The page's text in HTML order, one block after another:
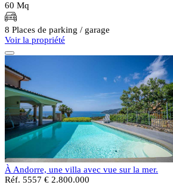
60 Mq
8 Places de parking / garage
Voir la propriété
À Andorre, une villa avec vue sur la mer.
Réf. 5557 € 2.800.000